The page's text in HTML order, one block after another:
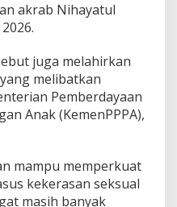
akrab Nihayatul
juga melahirkan
melibatkan
Pemberdayaan
Anak (KemenPPPA),
mampu memperkuat
kekerasan seksual
masih banyak